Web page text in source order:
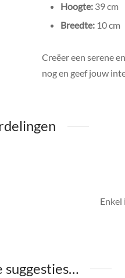
Hoogte:39 cm
Breedte:10 cm
Creëer een serene
nog en geef jouw
suggesties…